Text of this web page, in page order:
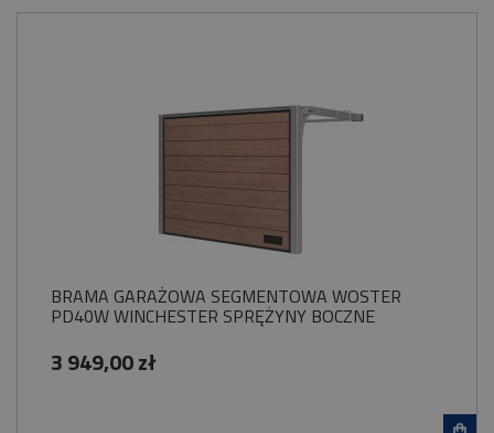
BRAMA GARAŻOWA SEGMENTOWA WOSTER
PD40W WINCHESTER SPRĘŻYNY BOCZNE
3 949,00 zł